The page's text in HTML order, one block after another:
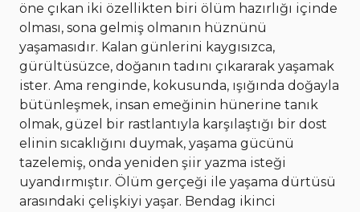
öne çıkan iki özellikten biri ölüm hazırlığı içinde
olması, sona gelmiş olmanın hüznünü
yaşamasıdır. Kalan günlerini kaygısızca,
gürültüsüzce, doğanın tadını çıkararak yaşamak
ister. Ama renginde, kokusunda, ışığında doğayla
bütünleşmek, insan emeğinin hünerine tanık
olmak, güzel bir rastlantıyla karşılaştığı bir dost
elinin sıcaklığını duymak, yaşama gücünü
tazelemiş, onda yeniden şiir yazma isteği
uyandırmıştır. Ölüm gerçeği ile yaşama dürtüsü
arasındaki çelişkiyi yaşar. Bendag ikinci